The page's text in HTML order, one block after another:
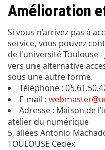
Amélioration
Si vous n’arrivez pas à
service, vous pouvez
de l'université Toulouse
vers une alternative
sous une autre forme.
Téléphone :
E-mail :
Adresse : Maison de
atelier du numérique
5, allées Antonio
TOULOUSE Cedex